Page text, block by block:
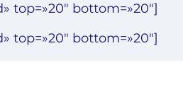
top=»20″ bottom=»20″]
top=»20″ bottom=»20″]